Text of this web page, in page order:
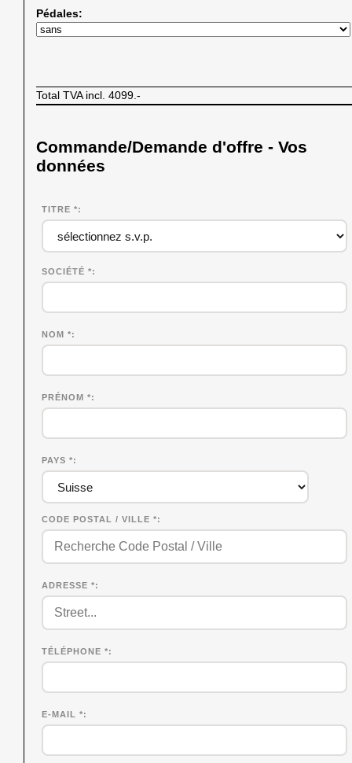
Pédales:
Total TVA incl. 4099.-
Commande/Demande d'offre - Vos
données
TITRE *
SOCIÉTÉ *
NOM *
PRÉNOM *
PAYS *
CODE POSTAL / VILLE *
ADRESSE *
TÉLÉPHONE *
E-MAIL *